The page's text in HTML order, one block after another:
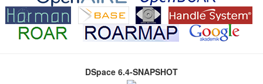
DSpace 6.4-SNAPSHOT